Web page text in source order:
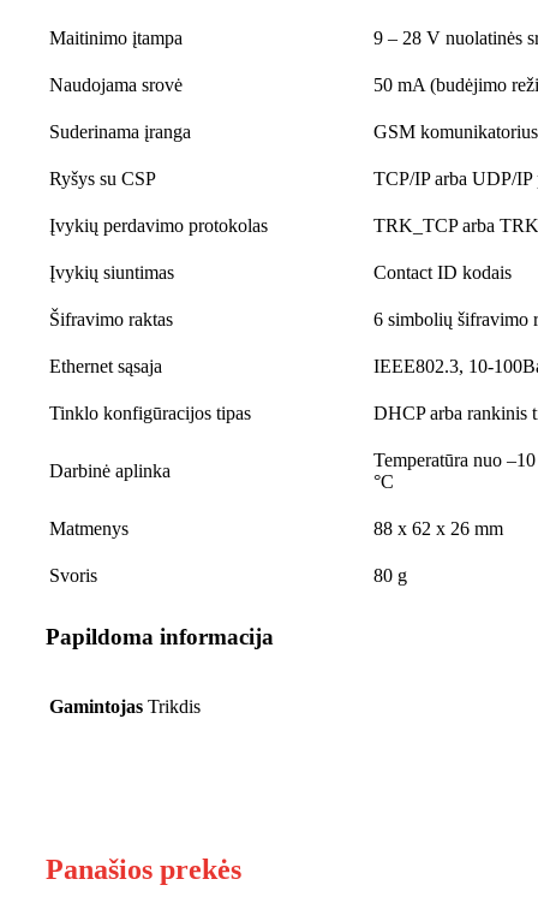
Maitinimo įtampa 9 – 28 V nuolatinės
Naudojama srovė 50 mA (budėjimo
Suderinama įranga GSM
Ryšys su CSP TCP/IP arba UDP/
Įvykių perdavimo protokolas TRK_TCP arba
Įvykių siuntimas Contact ID kodais
Šifravimo raktas 6 simbolių šifravimo
Ethernet sąsaja IEEE802.3, 10-
Tinklo konfigūracijos tipas DHCP arba rankinis
Darbinė aplinka
Temperatūra nuo
°C
Matmenys 88 x 62 x 26 mm
Svoris 80 g
Papildoma informacija
Gamintojas Trikdis
Panašios prekės